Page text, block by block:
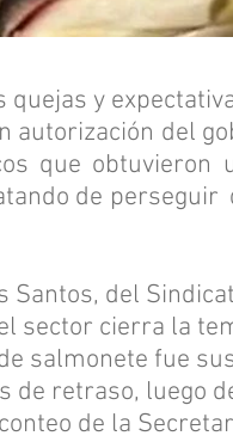
quejas y
autorización del
que obtuvieron
de perseguir
Santos, del
sector cierra la
salmonete fue
de retraso, luego
de la